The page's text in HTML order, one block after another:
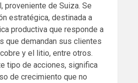
proveniente de Suiza. Se
estratégica, destinada a
productiva que responde a
que demandan sus clientes
y el litio, entre otros.
tipo de acciones, significa
de crecimiento que no